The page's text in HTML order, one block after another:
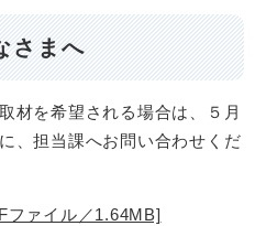
さまへ
材を希望される場合は、５月
、担当課へお問い合わせくだ
ファイル／1.64MB]